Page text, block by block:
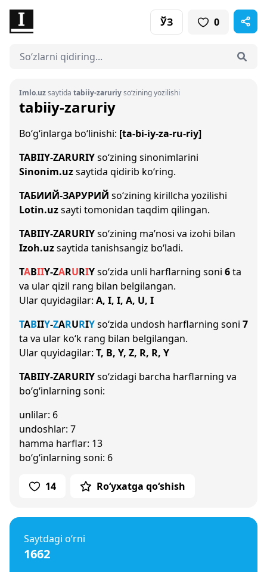
ЎЗ 0
Imlo.uzsaytida tabiiy-zaruriyso‘zining yozilishi
tabiiy-zaruriy
Bo‘g‘inlarga bo‘linishi: [ta-bi-iy-za-ru-riy]
TABIIY-ZARURIYso‘zining sinonimlarini
Sinonim.uzsaytida qidirib ko‘ring.
ТАБИИЙ-ЗАРУРИЙ so‘zining kirillcha yozilishi
Lotin.uzsayti tomonidan taqdim qilingan.
TABIIY-ZARURIYso‘zining ma’nosi va izohi bilan
Izoh.uzsaytida tanishsangiz bo‘ladi.
TABIIY-ZARURIYso‘zida unli harflarning soni 6ta
va ular qizil rang bilan belgilangan.
Ular quyidagilar: A, I, I, A, U, I
TABIIY-ZARURIYso‘zida undosh harflarning soni 7
ta va ular ko‘k rang bilan belgilangan.
Ular quyidagilar: T, B, Y, Z, R, R, Y
TABIIY-ZARURIYso‘zidagi barcha harflarning va
bo‘g‘inlarning soni:
unlilar: 6
undoshlar: 7
hamma harflar: 13
bo‘g‘inlarning soni: 6
14 Ro‘yxatga qo‘shish
Saytdagi o‘rni
1662